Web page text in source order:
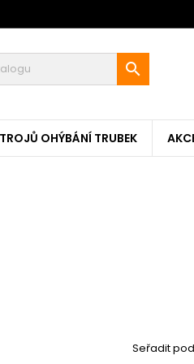

OHÝBÁNÍ TRUBEK
Seřadit